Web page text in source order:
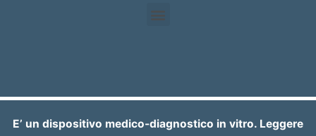
E’ un dispositivo medico-diagnostico in vitro. Leggere